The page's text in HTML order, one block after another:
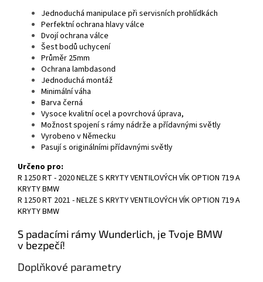
Jednoduchá manipulace při servisních prohlídkách
Perfektní ochrana hlavy válce
Dvojí ochrana válce
Šest bodů uchycení
Průměr 25mm
Ochrana lambdasond
Jednoduchá montáž
Minimální váha
Barva černá
Vysoce kvalitní ocel a povrchová úprava,
Možnost spojení s rámy nádrže a přídavnými světly
Vyrobeno v Německu
Pasují s originálními přídavnými světly
Určeno pro:
R 1250 RT - 2020 NELZE S KRYTY VENTILOVÝCH VÍK OPTION 719 A
KRYTY BMW
R 1250 RT 2021 - NELZE S KRYTY VENTILOVÝCH VÍK OPTION 719 A
KRYTY BMW
S padacími rámy Wunderlich, je Tvoje BMW
v bezpečí!
Doplňkové parametry